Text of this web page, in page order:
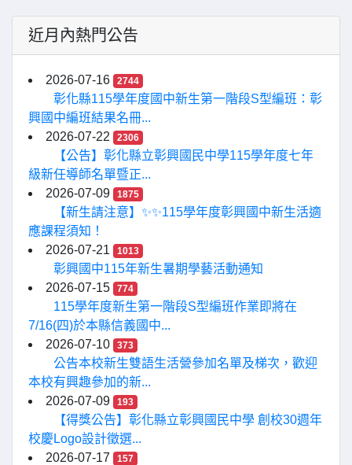
近月內熱門公告
2026-07-16 2744
彰化縣115學年度國中新生第一階段S型編班：彰
興國中編班結果名冊...
2026-07-22
2306
【公告】彰化縣立彰興國民中學115學年度七年
級新任導師名單暨正...
2026-07-09
1875
【新生請注意】✨✨115學年度彰興國中新生活適
應課程須知！
2026-07-21
1013
彰興國中115年新生暑期學藝活動通知
2026-07-15
774
115學年度新生第一階段S型編班作業即將在
7/16(四)於本縣信義國中...
2026-07-10
373
公告本校新生雙語生活營參加名單及梯次，歡迎
本校有興趣參加的新...
2026-07-09
193
【得獎公告】彰化縣立彰興國民中學 創校30週年
校慶Logo設計徵選...
2026-07-17
157